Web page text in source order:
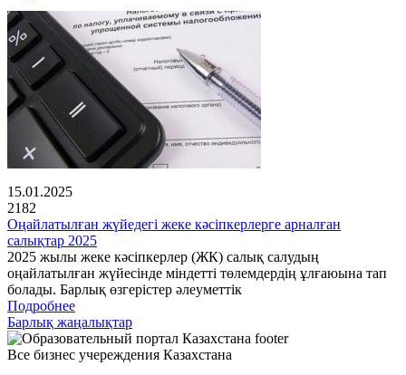
15.01.2025
2182
Оңайлатылған жүйедегі жеке кәсіпкерлерге арналған
салықтар 2025
2025 жылы жеке кәсіпкерлер (ЖК) салық салудың
оңайлатылған жүйесінде міндетті төлемдердің ұлғаюына тап
болады. Барлық өзгерістер әлеуметтік
Подробнее
Барлық жаңалықтар
Все бизнес учереждения Казахстана